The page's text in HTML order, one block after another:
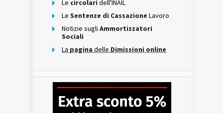
Le circolari dell'INAIL
Le Sentenze di Cassazione Lavoro
Notizie sugli Ammortizzatori
Sociali
La pagina delle Dimissioni online